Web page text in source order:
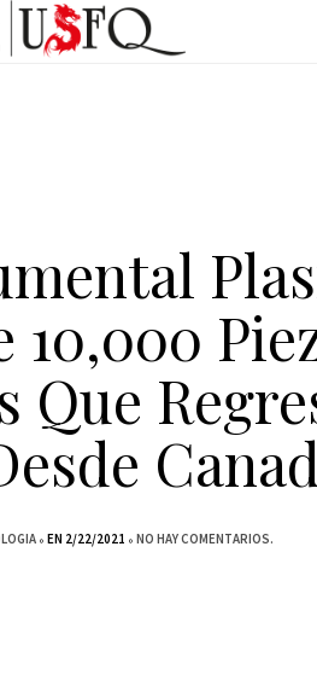
Que
EN 2/22/2021 NO HAY COMENTARIOS.